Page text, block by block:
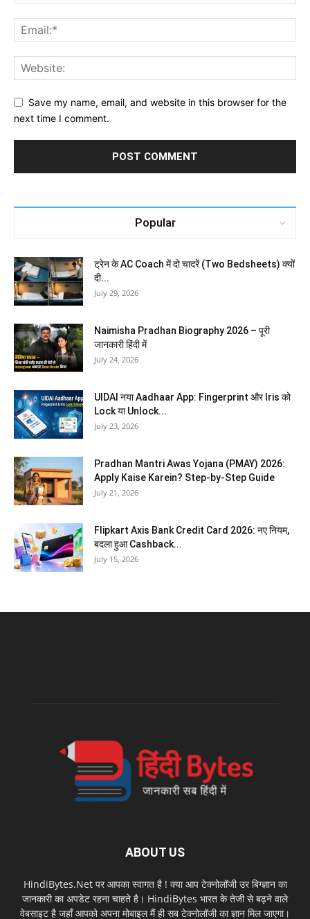
Save my name, email, and website in this browser for the
next time I comment.
Popular
ट्रेन के AC Coach में दो चादरें (Two Bedsheets) क्यों
दी...
July 29, 2026
Naimisha Pradhan Biography 2026 – पूरी
जानकारी हिंदी में
July 24, 2026
UIDAI नया Aadhaar App: Fingerprint और Iris को
Lock या Unlock...
July 23, 2026
Pradhan Mantri Awas Yojana (PMAY) 2026:
Apply Kaise Karein? Step-by-Step Guide
July 21, 2026
Flipkart Axis Bank Credit Card 2026: नए नियम,
बदला हुआ Cashback...
July 15, 2026
ABOUT US
HindiBytes.Net पर आपका स्वागत है ! क्या आप टेक्नोलॉजी उर बिग्ज्ञान का
जानकारी का अपडेट रहना चाहते है। HindiBytes भारत के तेजी से बढ़ने वाले
वेबसाइट है जहाँ आपको अपना मोबाइल मैं ही सब टेक्नोलॉजी का ज्ञान मिल जाएगा।